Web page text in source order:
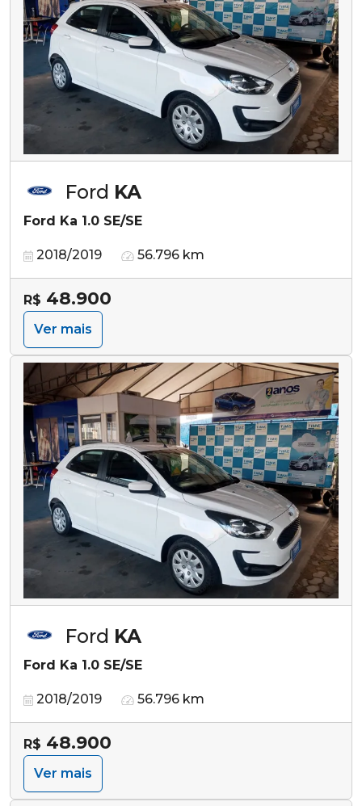
Ford KA
Ford Ka 1.0 SE/SE
2018/2019 56.796 km
R$ 48.900
Ver mais
Ford KA
Ford Ka 1.0 SE/SE
2018/2019 56.796 km
R$ 48.900
Ver mais